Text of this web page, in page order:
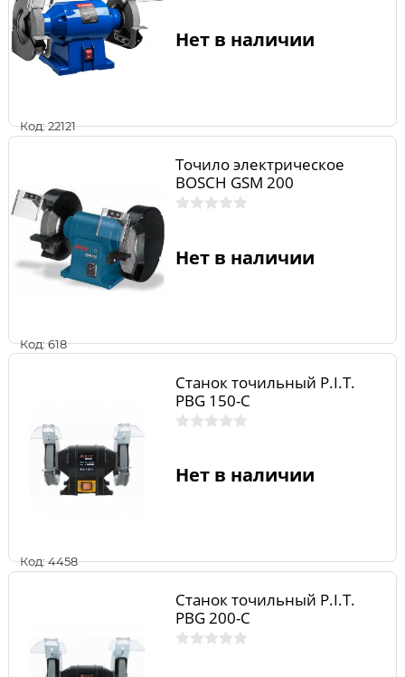
Код: 22121
Нет в наличии
Код: 618
Точило электрическое
BOSCH GSM 200
Нет в наличии
Код: 4458
Станок точильный P.I.T.
PBG 150-C
Нет в наличии
Станок точильный P.I.T.
PBG 200-C